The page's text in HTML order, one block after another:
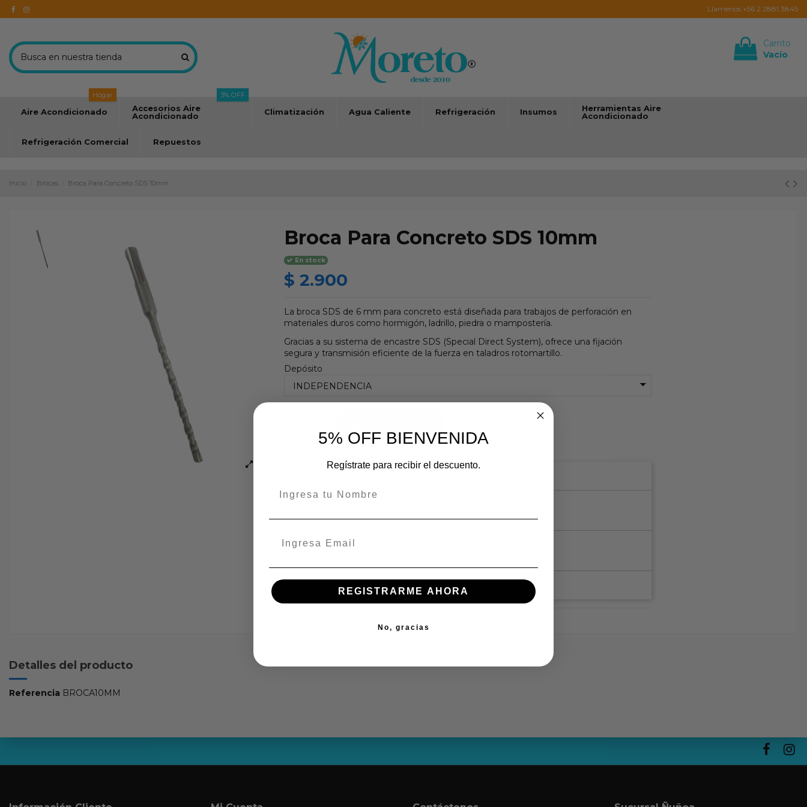
Llamenos +56 2 2881 3845
Carrito
Vacío
Aire Acondicionado
Hogar
Accesorios Aire
Acondicionado
3% OFF
Climatización Agua Caliente Refrigeración Insumos
Herramientas Aire
Acondicionado
Refrigeración Comercial Repuestos
Inicio Brocas Broca Para Concreto SDS 10mm
Broca Para Concreto SDS 10mm
En stock
$ 2.900
La broca SDS de 6 mm para concreto está diseñada para trabajos de perforación en
materiales duros como hormigón, ladrillo, piedra o mampostería.
Gracias a su sistema de encastre SDS (Special Direct System), ofrece una fijación
segura y transmisión eficiente de la fuerza en taladros rotomartillo.
Depósito
ÑUÑOA
En stock:
Detalles del producto
Referencia BROCA10MM
5% OFF BIENVENIDA
Regístrate para recibir el descuento.
REGISTRARME AHORA
No, gracias